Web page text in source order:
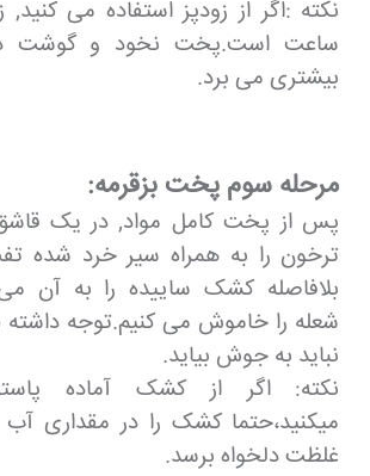
نکته :اگر از زودپز استفاده می
ساعت است.پخت نخود و گوشت در
بیشتری می برد.
مرحله سوم پخت بزقرمه:
پس از پخت کامل مواد, در یک قاشق
ترخون را به همراه سیر خرد شده
بلافاصله کشک ساییده را به آن
شعله را خاموش می کنیم.توجه
نباید به جوش بیاید.
نکته: اگر از کشک آماده
میکنید،حتما کشک را در مقداری
غلظت دلخواه برسد.